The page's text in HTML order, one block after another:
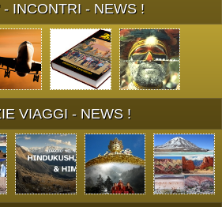
- INCONTRI - NEWS !
VIAGGI - NEWS !